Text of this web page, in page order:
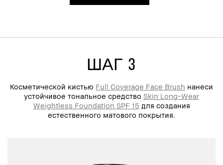
ШАГ 3
Косметической кистью Full Coverage Face Brush нанеси
устойчивое тональное средство Skin Long-Wear
Weightless Foundation SPF 15 для создания
естественного матового покрытия.